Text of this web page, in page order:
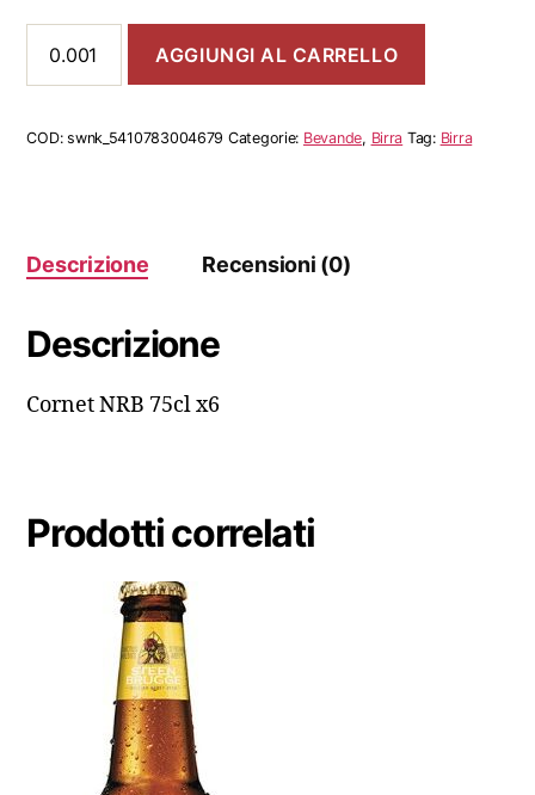
NRB
75cl
quantità
AGGIUNGI AL CARRELLO
COD:swnk_5410783004679 Categorie: Bevande, Birra Tag: Birra
Descrizione Recensioni (0)
Descrizione
Cornet NRB 75cl x6
Prodotti correlati